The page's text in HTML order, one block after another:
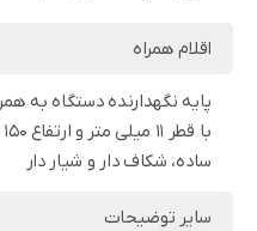
اقلام همراه
ساده، شکاف دار و شیار دار
سایر توضیحات